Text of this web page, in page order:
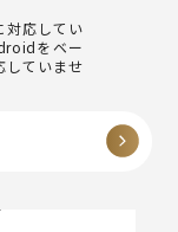
応してい
をベー
していませ